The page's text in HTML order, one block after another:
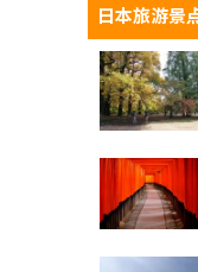
日本旅游景